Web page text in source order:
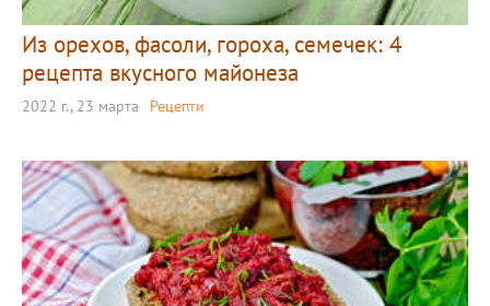
Из орехов, фасоли, гороха, семечек: 4
рецепта вкусного майонеза
2022 г., 23 марта Рецепти